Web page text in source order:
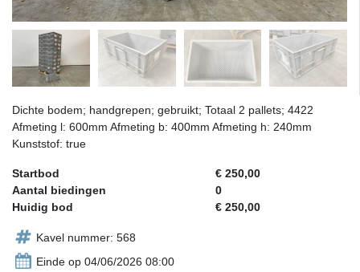
Dichte bodem; handgrepen; gebruikt; Totaal 2 pallets; 4422
Afmeting l: 600mm Afmeting b: 400mm Afmeting h: 240mm
Kunststof: true
Startbod
€ 250,00
Aantal biedingen
0
Huidig bod
€ 250,00
Kavel nummer: 568
Einde op 04/06/2026 08:00